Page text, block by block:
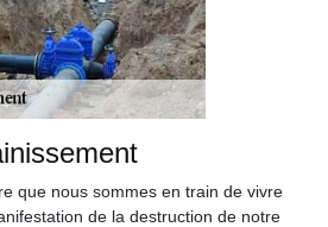
que nous sommes en train de vivre
de la destruction de notre